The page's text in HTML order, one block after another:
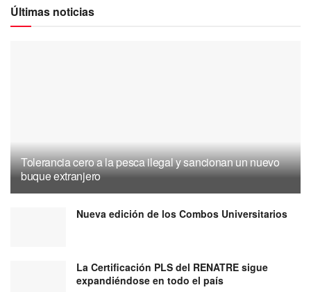
Últimas noticias
Tolerancia cero a la pesca ilegal y sancionan un nuevo
buque extranjero
Nueva edición de los Combos Universitarios
La Certificación PLS del RENATRE sigue
expandiéndose en todo el país